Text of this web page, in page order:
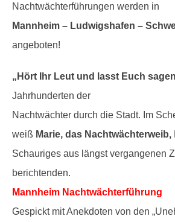
Nachtwächterführungen werden in
Mannheim – Ludwigshafen –
angeboten!
„Hört Ihr Leut und lasst Euch
Jahrhunderten der
Nachtwächter durch die Stadt. Im
weiß Marie, das Nachtwächterweib,
Schauriges aus längst vergangenen
berichtenden.
Mannheim Nachtwächterführung
Gespickt mit Anekdoten von den